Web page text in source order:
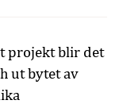
projekt blir det
ut bytet av